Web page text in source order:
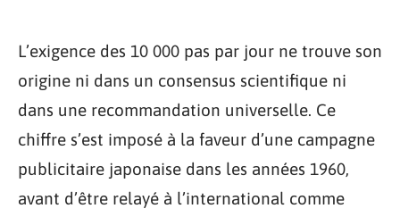
L’exigence des 10 000 pas par jour ne trouve son
origine ni dans un consensus scientifique ni
dans une recommandation universelle. Ce
chiffre s’est imposé à la faveur d’une campagne
publicitaire japonaise dans les années 1960,
avant d’être relayé à l’international comme